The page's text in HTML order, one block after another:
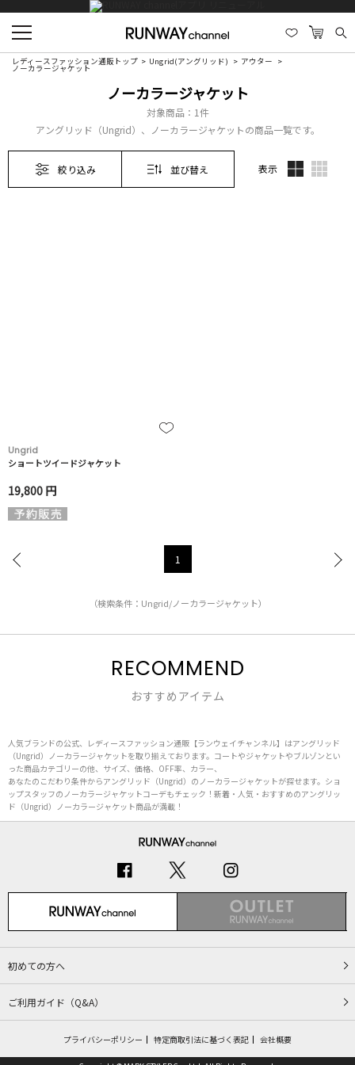
レディースファッション通販トップ Ungrid(アングリッド) アウター
ノーカラージャケット
ノーカラージャケット
対象商品： 1件
アングリッド（Ungrid）、ノーカラージャケットの商品一覧です。
絞り込み 並び替え 表示
Ungrid
ショートツイードジャケット
19,800 円
1
（検索条件：Ungrid/ノーカラージャケット）
RECOMMEND
おすすめアイテム
人気ブランドの公式、レディースファッション通販【ランウェイチャンネル】はアングリッド
（Ungrid）ノーカラージャケットを取り揃えております。コートやジャケットやブルゾンとい
った商品カテゴリーの他、サイズ、価格、OFF率、カラー、
あなたのこだわり条件からアングリッド（Ungrid）のノーカラージャケットが探せます。ショ
ップスタッフのノーカラージャケットコーデもチェック！新着・人気・おすすめのアングリッ
ド（Ungrid）ノーカラージャケット商品が満載！
初めての方へ
ご利用ガイド（Q&A）
プライバシーポリシー 特定商取引法に基づく表記 会社概要